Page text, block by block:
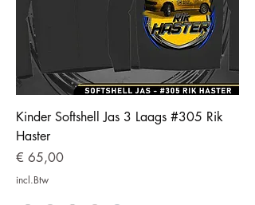
Kinder Softshell Jas 3 Laags #305 Rik
Haster
Prijs
€ 65,00
incl.Btw